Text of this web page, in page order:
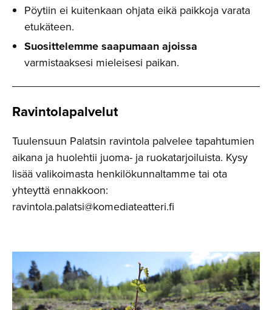
Pöytiin ei kuitenkaan ohjata eikä paikkoja varata
etukäteen.
Suosittelemme saapumaan ajoissa
varmistaaksesi mieleisesi paikan.
Ravintola­palvelut
Tuulensuun Palatsin ravintola palvelee tapahtumien
aikana ja huolehtii juoma- ja ruokatarjoiluista. Kysy
lisää valikoimasta henkilökunnaltamme tai ota
yhteyttä ennakkoon:
ravintola.palatsi@komediateatteri.fi